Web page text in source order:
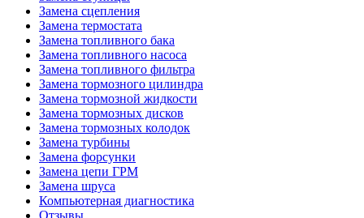
Замена сцепления
Замена термостата
Замена топливного бака
Замена топливного насоса
Замена топливного фильтра
Замена тормозного цилиндра
Замена тормозной жидкости
Замена тормозных дисков
Замена тормозных колодок
Замена турбины
Замена форсунки
Замена цепи ГРМ
Замена шруса
Компьютерная диагностика